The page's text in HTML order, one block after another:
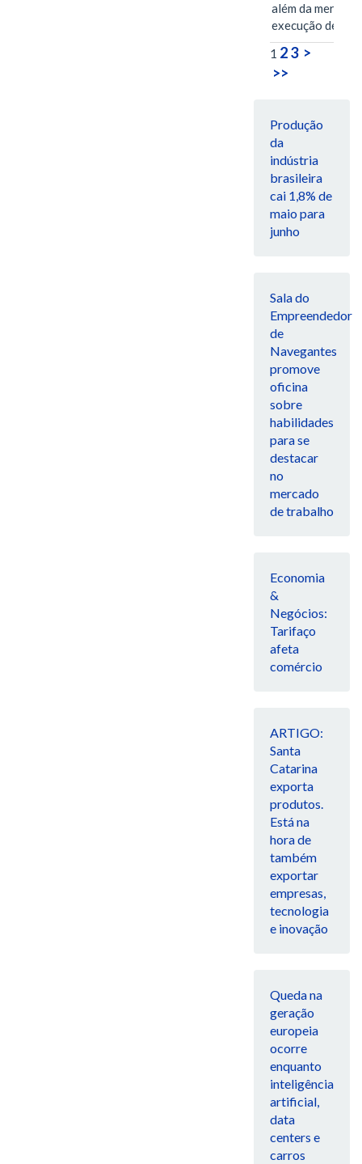
além da mera
execução de…
1 23 >
>>
Produção
da
indústria
brasileira
cai 1,8% de
maio para
junho
Sala do
Empreendedor
de
Navegantes
promove
oficina
sobre
habilidades
para se
destacar
no
mercado
de trabalho
Economia
&
Negócios:
Tarifaço
afeta
comércio
ARTIGO:
Santa
Catarina
exporta
produtos.
Está na
hora de
também
exportar
empresas,
tecnologia
e inovação
Queda na
geração
europeia
ocorre
enquanto
inteligência
artificial,
data
centers e
carros